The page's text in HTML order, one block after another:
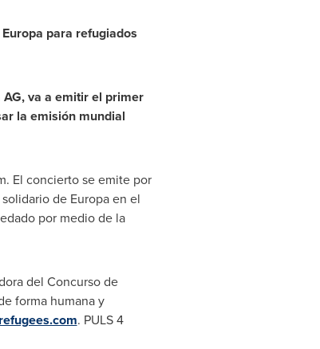
para refugiados
va a emitir el primer
la emisión mundial
. El concierto se emite por
de Europa en el
por medio de la
del Concurso de
forma humana y
. PULS 4